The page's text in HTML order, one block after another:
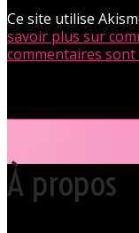
Ce site utilise
savoir plus sur
commentaires sont
À propos